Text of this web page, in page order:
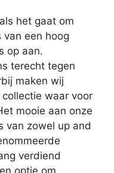
het gaat om
van een hoog
op aan.
terecht tegen
maken wij
waar voor
mooie aan onze
van zowel up and
verdiend
optie om